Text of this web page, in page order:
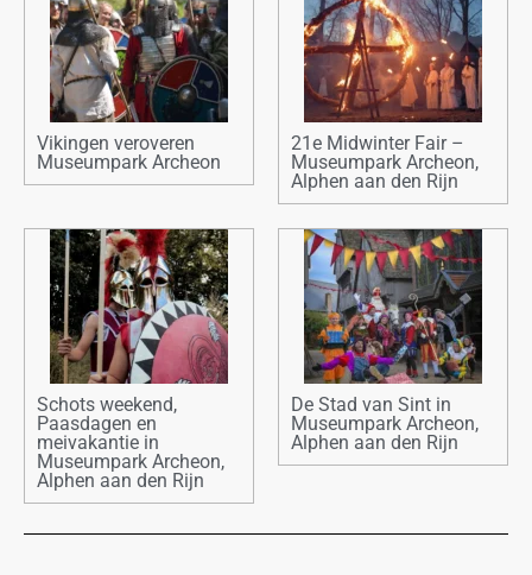
Vikingen veroveren
Museumpark Archeon
21e Midwinter Fair –
Museumpark Archeon,
Alphen aan den Rijn
Schots weekend,
Paasdagen en
meivakantie in
Museumpark Archeon,
Alphen aan den Rijn
De Stad van Sint in
Museumpark Archeon,
Alphen aan den Rijn